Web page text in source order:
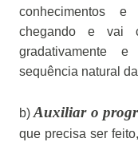
conhecimentos
chegando e vai
gradativamente
sequência natural
b)Auxiliar o
que precisa ser